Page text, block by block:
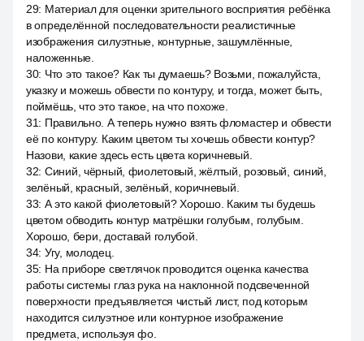
29: Материал для оценки зрительного восприятия ребёнка
в определённой последовательности реалистичные
изображения силуэтные, контурные, зашумлённые,
наложенные.
30: Что это такое? Как ты думаешь? Возьми, пожалуйста,
указку и можешь обвести по контуру, и тогда, может быть,
поймёшь, что это такое, на что похоже.
31: Правильно. А теперь нужно взять фломастер и обвести
её по контуру. Каким цветом ты хочешь обвести контур?
Назови, какие здесь есть цвета коричневый.
32: Синий, чёрный, фиолетовый, жёлтый, розовый, синий,
зелёный, красный, зелёный, коричневый.
33: А это какой фиолетовый? Хорошо. Каким ты будешь
цветом обводить контур матрёшки голубым, голубым.
Хорошо, бери, доставай голубой.
34: Угу, молодец.
35: На приборе светлячок проводится оценка качества
работы системы глаз рука на наклонной подсвеченной
поверхности предъявляется чистый лист, под которым
находится силуэтное или контурное изображение
предмета, используя фо.